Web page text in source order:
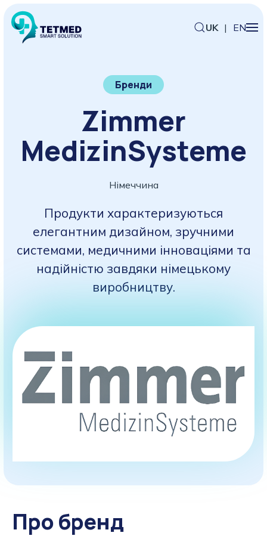
UK | EN
Бренди
Zimmer
MedizinSysteme
Німеччина
Продукти характеризуються
елегантним дизайном, зручними
системами, медичними інноваціями та
надійністю завдяки німецькому
виробництву.
Про бренд